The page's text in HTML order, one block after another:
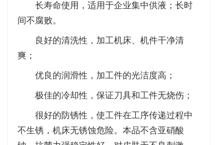
长寿命使用，适用于企业集中供液；长时
间不腐败。
良好的清洗性，加工机床、机件干净清
爽；
优良的润滑性，加工件的光洁度高；
极佳的冷却性，保证刀具和工件无烧伤；
很好的防锈性，使工件在工序传递过程中
不生锈，机床无锈蚀危险。本品不含亚硝酸